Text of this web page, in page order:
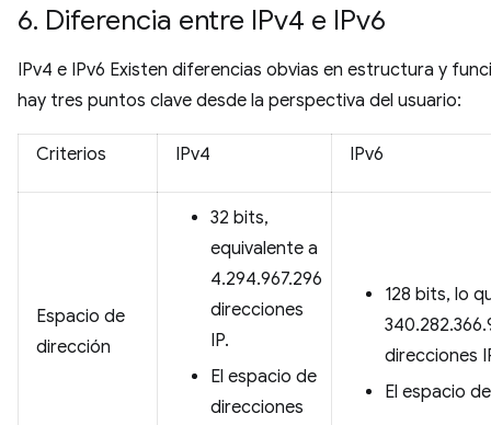
6. Diferencia entre IPv4 e IPv6
IPv4 e IPv6 Existen diferencias obvias en estructura y
hay tres puntos clave desde la perspectiva del usuario:
Criterios IPv4 IPv6
Espacio de
dirección
32 bits,
equivalente a
4.294.967.296
direcciones
IP.
El espacio de
direcciones
128 bits, lo
direcciones
El espacio